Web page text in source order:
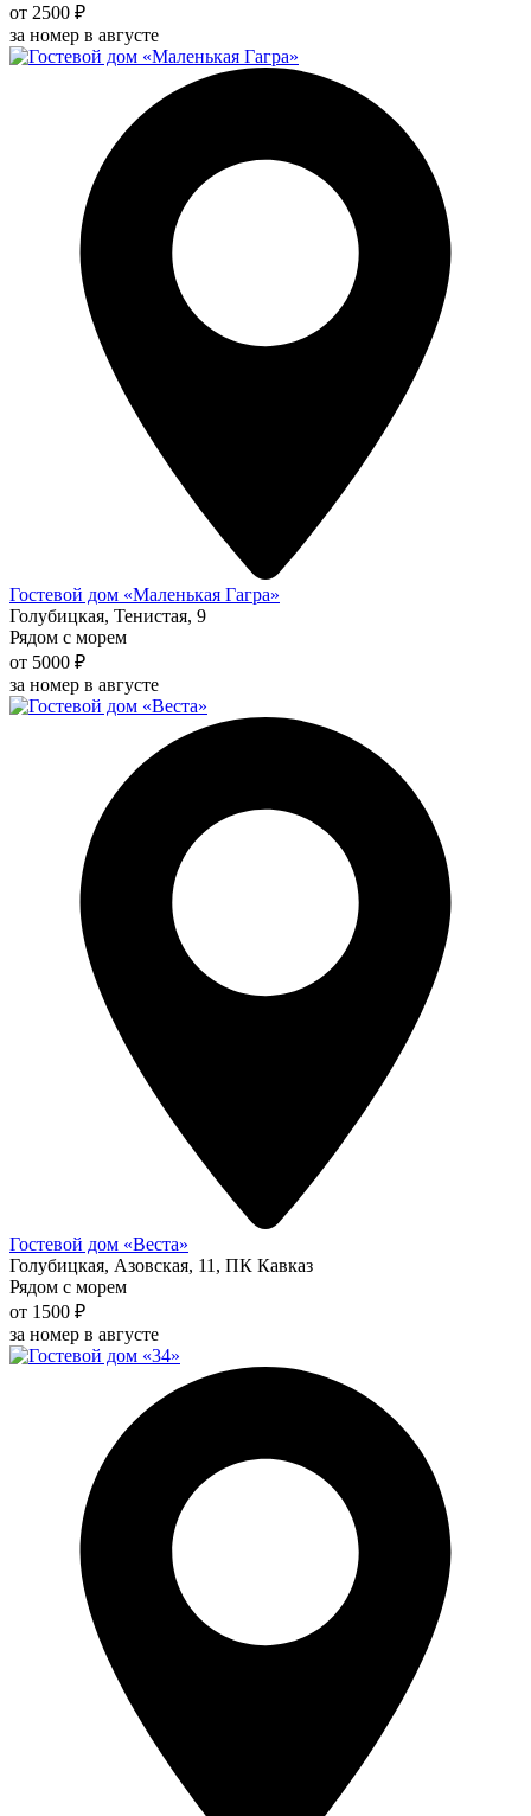
от 2500 ₽
за номер в августе
Гостевой дом «Маленькая Гагра»
Голубицкая, Тенистая, 9
Рядом с морем
от 5000 ₽
за номер в августе
Гостевой дом «Веста»
Голубицкая, Азовская, 11, ПК Кавказ
Рядом с морем
от 1500 ₽
за номер в августе